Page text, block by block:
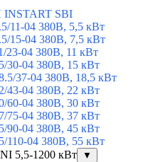
SBI
11-04 380В, 5,5 кВт
15-04 380В, 7,5 кВт
04 380В, 11 кВт
04 380В, 15 кВт
37-04 380В, 18,5 кВт
04 380В, 22 кВт
04 380В, 30 кВт
04 380В, 37 кВт
04 380В, 45 кВт
04 380В, 55 кВт
5,5-1200 кВт
▼